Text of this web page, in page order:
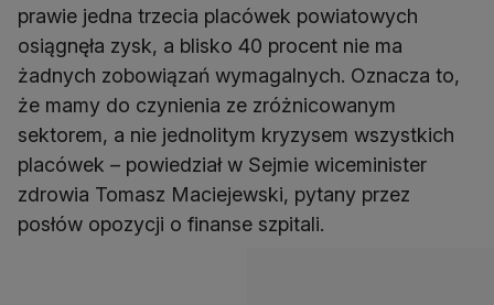
prawie jedna trzecia placówek powiatowych
osiągnęła zysk, a blisko 40 procent nie ma
żadnych zobowiązań wymagalnych. Oznacza to,
że mamy do czynienia ze zróżnicowanym
sektorem, a nie jednolitym kryzysem wszystkich
placówek – powiedział w Sejmie wiceminister
zdrowia Tomasz Maciejewski, pytany przez
posłów opozycji o finanse szpitali.